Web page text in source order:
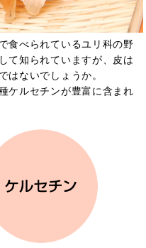
食べられているユリ科の野
て知られていますが、皮は
はないでしょうか。
ケルセチンが豊富に含まれ